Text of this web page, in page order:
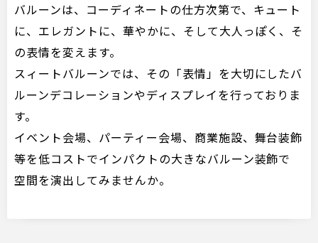
バルーンは、コーディネートの仕方次第で、キュート
に、エレガントに、華やかに、そして大人っぽく、そ
の表情を変えます。
スィートバルーンでは、その「表情」を大切にしたバ
ルーンデコレーションやディスプレイを行っておりま
す。
イベント会場、パーティー会場、商業施設、舞台装飾
等を低コストでインパクトの大きなバルーン装飾で
空間を演出してみませんか。